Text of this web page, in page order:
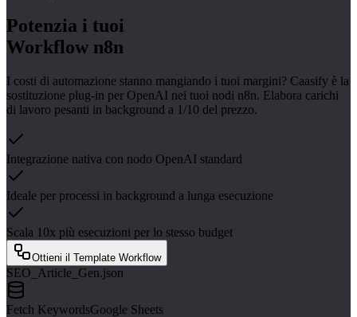
Potenzia i tuoi
Workflow n8n
I costi di automazione stanno mangiando i tuoi margini? Caasify è la
sostituzione plug-in per OpenAI nei tuoi nodi n8n. Elabora carichi
di lavoro pesanti in background a 1/10 del prezzo.
Integrazione nativa con nodo OpenAI standard
Ideale per processi in background a lunga esecuzione
Scala 10x più esecuzioni per lo stesso budget
Ottieni il Template Workflow
SEO_Article_Gen.json
Fetch KeywordsGoogle Sheets